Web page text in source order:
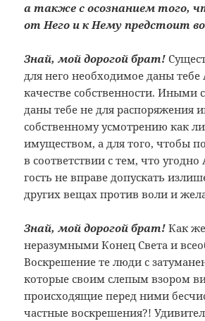
а также с осознанием того,
от Него и к Нему предстоит
Знай, мой дорогой брат!
для него необходимое даны
качестве собственности. Иными
даны тебе не для распоряжения
собственному усмотрению как
имуществом, а для того, чтобы
в соответствии с тем, что угодно
гость не вправе допускать
других вещах против воли и
Знай, мой дорогой брат! Как
неразумными Конец Света и
Воскрешение те люди с
которые своим слепым взором
происходящие перед ними
частные воскрешения?!